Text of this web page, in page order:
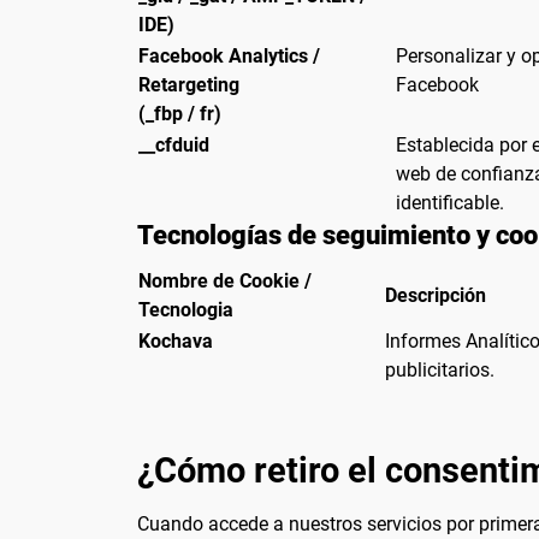
IDE)
Facebook Analytics /
Retargeting
(_fbp / fr)
Personalizar y
Facebook
__cfduid
Establecida por
web de
identificable.
Tecnologías de seguimiento y
Nombre de Cookie /
Tecnologia
Descripción
Kochava
Informes
publicitarios.
¿Cómo retiro el
Cuando accede a nuestros servicios por